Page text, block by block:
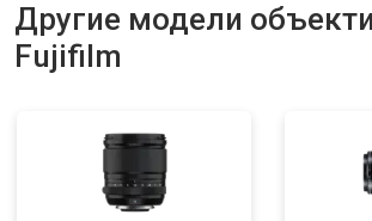
Другие модели
Fujifilm